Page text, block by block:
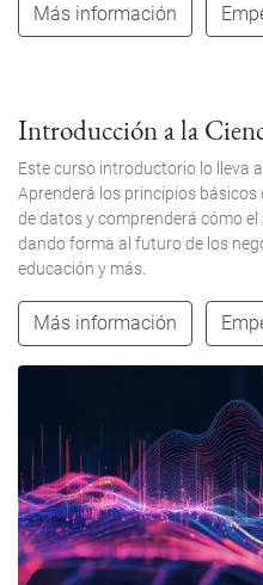
Más información
Introducción a la
Este curso introductorio lo lleva
Aprenderá los principios básicos
de datos y comprenderá cómo
dando forma al futuro de los
educación y más.
Más información